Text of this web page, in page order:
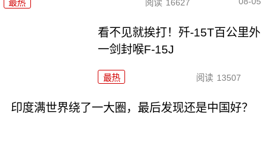
最热 阅读 16627
看不见就挨打！歼-15T百公里外
一剑封喉F-15J
最热 阅读 13507
印度满世界绕了一大圈，最后发现还是中国好？